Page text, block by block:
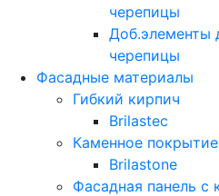
черепицы
Доб.элементы
черепицы
Фасадные материалы
Гибкий кирпич
Brilastec
Каменное покрытие
Brilastone
Фасадная панель